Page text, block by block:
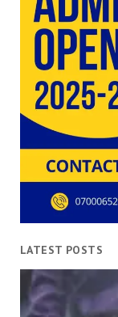
LATEST POSTS